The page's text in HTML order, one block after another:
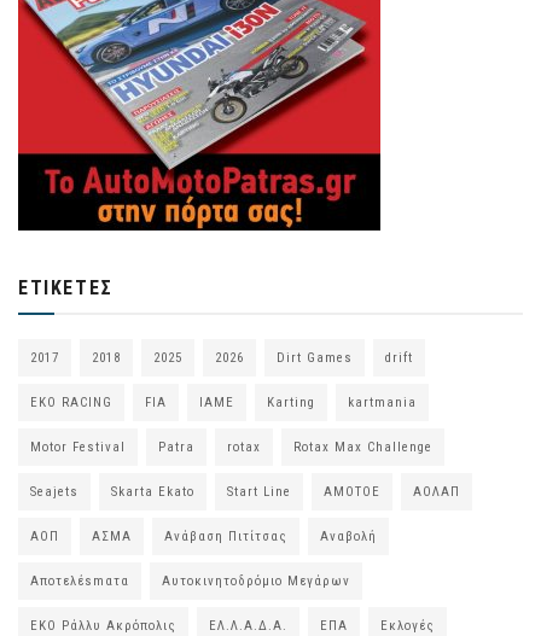
ΕΤΙΚΈΤΕΣ
2017 2018 2025 2026 Dirt Games drift
EKO RACING FIA IAME Karting kartmania
Motor Festival Patra rotax Rotax Max Challenge
Seajets Skarta Ekato Start Line ΑΜΟΤΟΕ ΑΟΛΑΠ
ΑΟΠ ΑΣΜΑ Ανάβαση Πιτίτσας Αναβολή
Αποτελέsmατα Αυτοκινητοδρόμιο Μεγάρων
ΕΚΟ Ράλλυ Ακρόπολις ΕΛ.Λ.Α.Δ.Α. ΕΠΑ Εκλογές